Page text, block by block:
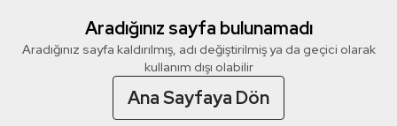
Aradığınız sayfa bulunamadı
Aradığınız sayfa kaldırılmış, adı değiştirilmiş ya da geçici olarak
kullanım dışı olabilir
Ana Sayfaya Dön